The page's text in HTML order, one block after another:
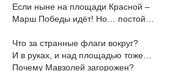
Если ныне на площади Красной –
Марш Победы идёт! Но… постой…
Что за странные флаги вокруг?
И в руках, и над площадью тоже…
Почему Мавзолей загорожен?